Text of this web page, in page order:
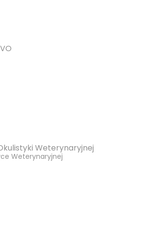
Weterynaryjnej
Weterynaryjnej